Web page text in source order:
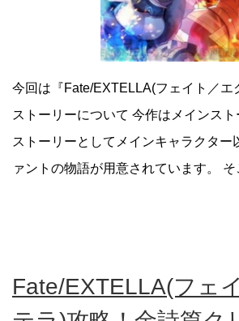
今回は『Fate/EXTELLA(フェイト／エ
ストーリーについて 今作はメインス
ストーリーとしてメインキャラクター
ァントの物語が用意されています。
Fate/EXTELLA(フェ